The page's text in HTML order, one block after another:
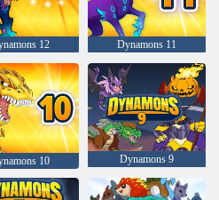
12 Dynamons 11
10 Dynamons 9